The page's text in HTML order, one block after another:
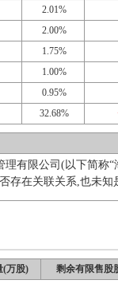
2.01%
2.00%
1.75%
1.00%
0.95%
32.68%
有限公司(以下简称
存在关联关系,也未知
(万股) 剩余有限售股